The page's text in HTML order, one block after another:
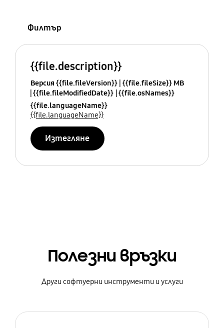
Филтър
{{file.description}}
Версия {{file.fileVersion}} {{file.fileSize}} MB
{{file.fileModifiedDate}} {{file.osNames}}
{{file.languageName}}
{{file.languageName}}
Изтегляне
Полезни връзки
Други софтуерни инструменти и услуги